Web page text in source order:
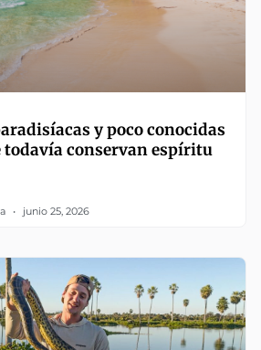
y poco conocidas
todavía conservan espíritu
junio 25, 2026